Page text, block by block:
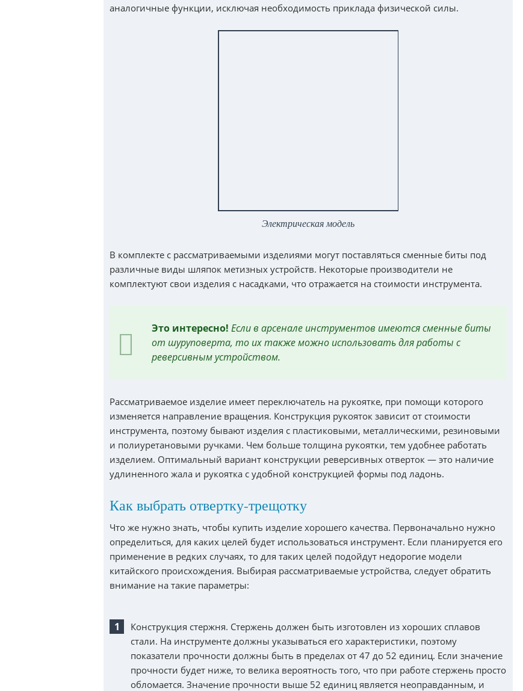
аналогичные функции, исключая необходимость приклада физической силы.
Электрическая модель
В комплекте с рассматриваемыми изделиями могут поставляться сменные биты под
различные виды шляпок метизных устройств. Некоторые производители не
комплектуют свои изделия с насадками, что отражается на стоимости инструмента.
Это интересно! Если в арсенале инструментов имеются сменные биты
от шуруповерта, то их также можно использовать для работы с
реверсивным устройством.
Рассматриваемое изделие имеет переключатель на рукоятке, при помощи которого
изменяется направление вращения. Конструкция рукояток зависит от стоимости
инструмента, поэтому бывают изделия с пластиковыми, металлическими, резиновыми
и полиуретановыми ручками. Чем больше толщина рукоятки, тем удобнее работать
изделием. Оптимальный вариант конструкции реверсивных отверток — это наличие
удлиненного жала и рукоятка с удобной конструкцией формы под ладонь.
Как выбрать отвертку-трещотку
Что же нужно знать, чтобы купить изделие хорошего качества. Первоначально нужно
определиться, для каких целей будет использоваться инструмент. Если планируется его
применение в редких случаях, то для таких целей подойдут недорогие модели
китайского происхождения. Выбирая рассматриваемые устройства, следует обратить
внимание на такие параметры:
Конструкция стержня. Стержень должен быть изготовлен из хороших сплавов
стали. На инструменте должны указываться его характеристики, поэтому
показатели прочности должны быть в пределах от 47 до 52 единиц. Если значение
прочности будет ниже, то велика вероятность того, что при работе стержень просто
обломается. Значение прочности выше 52 единиц является неоправданным, и